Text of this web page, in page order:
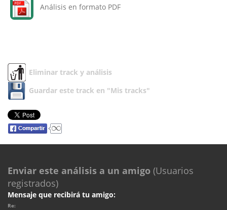
Análisis en formato PDF
Eliminar track y análisis
Guardar este track en "Mis tracks"
Enviar este análisis a un amigo (Usuarios
registrados)
Mensaje que recibirá tu amigo:
Re: